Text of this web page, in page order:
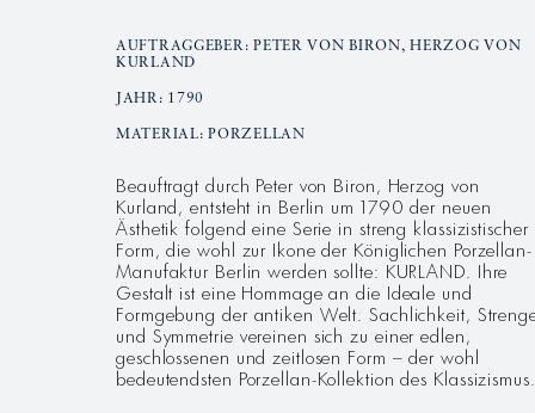
AUFTRAGGEBER: PETER VON BIRON, HERZOG VON
KURLAND
JAHR: 1790
MATERIAL: PORZELLAN
Beauftragt durch Peter von Biron, Herzog von
Kurland, entsteht in Berlin um 1790 der neuen
Ästhetik folgend eine Serie in streng klassizistischer
Form, die wohl zur Ikone der Königlichen Porzellan-
Manufaktur Berlin werden sollte: KURLAND. Ihre
Gestalt ist eine Hommage an die Ideale und
Formgebung der antiken Welt. Sachlichkeit,
und Symmetrie vereinen sich zu einer edlen,
geschlossenen und zeitlosen Form – der wohl
bedeutendsten Porzellan-Kollektion des Klassizismus.